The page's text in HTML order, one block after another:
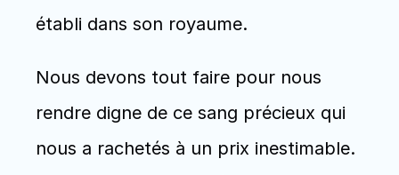
établi dans son royaume.
Nous devons tout faire pour nous
rendre digne de ce sang précieux qui
nous a rachetés à un prix inestimable.